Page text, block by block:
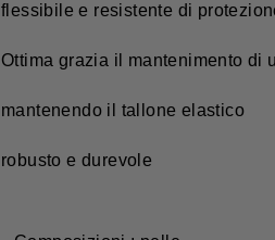
flessibile e resistente di
Ottima grazia il mantenimento di
mantenendo il tallone elastico
robusto e durevole